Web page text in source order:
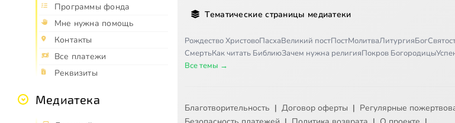
Программы фонда
Мне нужна помощь
Контакты
Все платежи
Реквизиты
Медиатека
Тематические страницы медиатеки
Рождество ХристовоПасхаВеликий постПостМолитваЛитургияБог
СмертьКак читать БиблиюЗачем нужна религияПокров Богородицы
Все темы →
Благотворительность | Договор оферты | Регулярные